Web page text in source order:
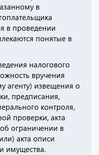
в
в проведении
понятые в
налогового
вручения
агенту) извещения о
предписания,
контроля,
проверки, акта
ограничении в
акта описи
имущества.